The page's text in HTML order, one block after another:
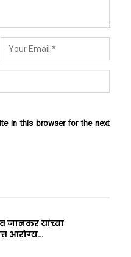
in this browser for the next
जानकर यांच्या
आरोग्य…